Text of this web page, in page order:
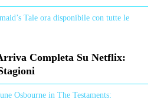
Completa Su Netflix: